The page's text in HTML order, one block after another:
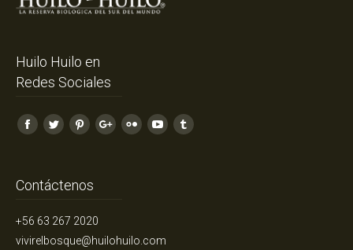
Huilo Huilo en
Redes Sociales
Facebook
TwitterPinterestGoogle+FlickrYouTubeTumblr
Contáctenos
+56 63 267 2020
vivirelbosque@huilohuilo.com